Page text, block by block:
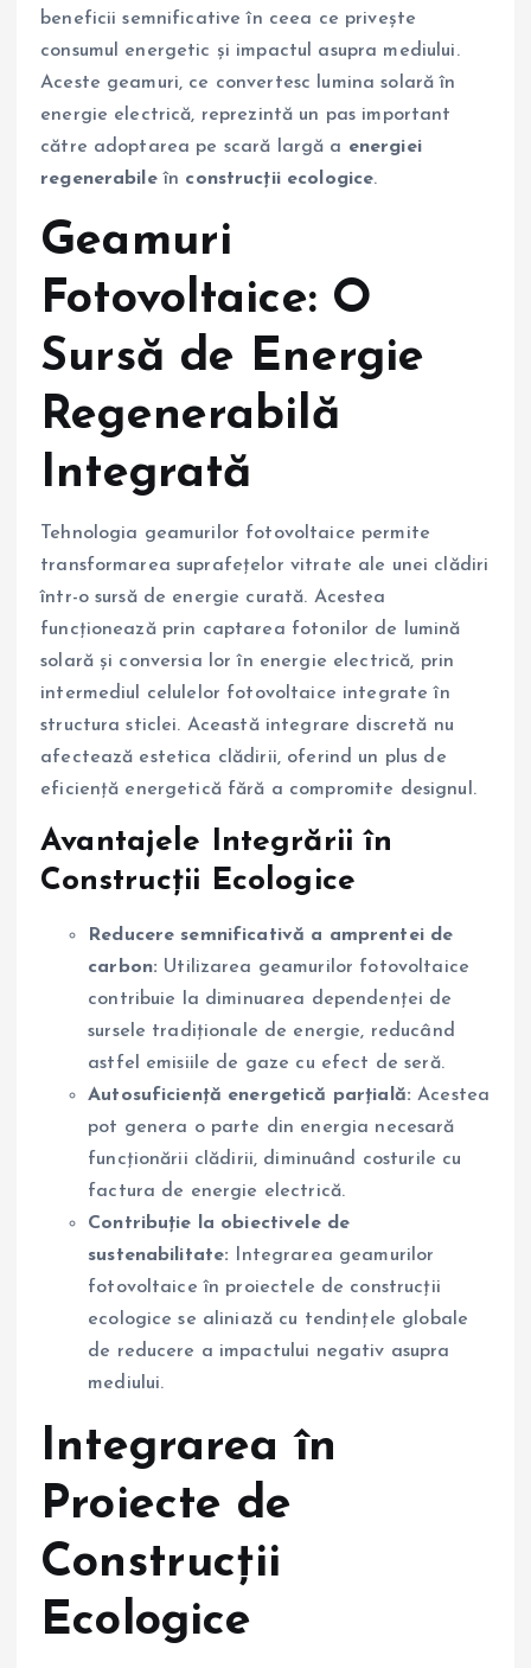
beneficii semnificative în ceea ce privește
consumul energetic și impactul asupra mediului.
Aceste geamuri, ce convertesc lumina solară în
energie electrică, reprezintă un pas important
către adoptarea pe scară largă a energiei
regenerabileîn construcții ecologice.
Geamuri
Fotovoltaice: O
Sursă de Energie
Regenerabilă
Integrată
Tehnologia geamurilor fotovoltaice permite
transformarea suprafețelor vitrate ale unei clădiri
într-o sursă de energie curată. Acestea
funcționează prin captarea fotonilor de lumină
solară și conversia lor în energie electrică, prin
intermediul celulelor fotovoltaice integrate în
structura sticlei. Această integrare discretă nu
afectează estetica clădirii, oferind un plus de
eficiență energetică fără a compromite designul.
Avantajele Integrării în
Construcții Ecologice
Reducere semnificativă a amprentei de
carbon: Utilizarea geamurilor fotovoltaice
contribuie la diminuarea dependenței de
sursele tradiționale de energie, reducând
astfel emisiile de gaze cu efect de seră.
Autosuficiență energetică parțială: Acestea
pot genera o parte din energia necesară
funcționării clădirii, diminuând costurile cu
factura de energie electrică.
Contribuție la obiectivele de
sustenabilitate: Integrarea geamurilor
fotovoltaice în proiectele de construcții
ecologice se aliniază cu tendințele globale
de reducere a impactului negativ asupra
mediului.
Integrarea în
Proiecte de
Construcții
Ecologice